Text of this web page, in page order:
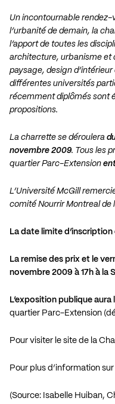
Un incontournable rendez-
l’urbanité de demain, la
l’apport de toutes les
architecture, urbanisme et
paysage, design
différentes universités
récemment diplômés sont
propositions.
La charrette se déroulera
novembre 2009. Tous les
quartier Parc-Extension
L’Université McGill
comité Nourrir Montreal de
La date limite
La remise des prix et le
novembre 2009 à 17h à la
L’exposition publique aura
quartier Parc-Extension
Pour visiter le site de la
Pour plus d’information
(Source: Isabelle Huiban,